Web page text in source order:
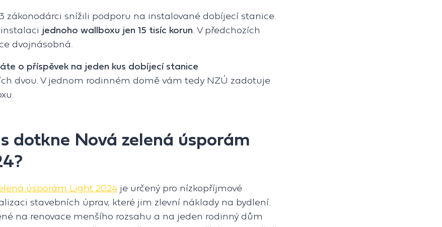
zákonodárci snížili podporu na instalované dobíjecí stanice.
jednoho wallboxu jen 15 tisíc korun . V předchozích
dvojnásobná.
o příspěvek na jeden kus dobíjecí stanice
dvou. V jednom rodinném domě vám tedy NZÚ zadotuje
dotkne Nová zelená úsporám
úsporám Light 2024 je určený pro nízkopříjmové
stavebních úprav, které jim zlevní náklady na bydlení.
na renovace menšího rozsahu a na jeden rodinný dům